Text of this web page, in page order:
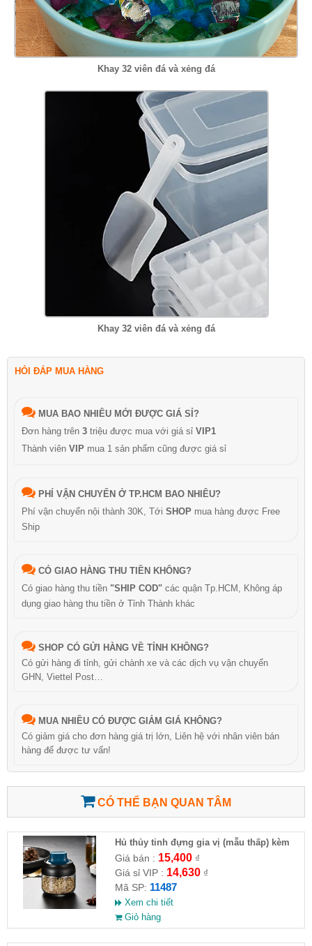
Khay 32 viên đá và xẻng đá
Khay 32 viên đá và xẻng đá
HỎI ĐÁP MUA HÀNG
MUA BAO NHIÊU MỚI ĐƯỢC GIÁ SỈ?
Đơn hàng trên 3 triệu được mua với giá sỉ VIP1
Thành viên VIP mua 1 sản phẩm cũng được giá sỉ
PHÍ VẬN CHUYỂN Ở TP.HCM BAO NHIÊU?
Phí vận chuyển nội thành 30K, Tới SHOP mua hàng được Free
Ship
CÓ GIAO HÀNG THU TIỀN KHÔNG?
Có giao hàng thu tiền "SHIP COD" các quận Tp.HCM, Không áp
dụng giao hàng thu tiền ở Tỉnh Thành khác
SHOP CÓ GỬI HÀNG VỀ TỈNH KHÔNG?
Có gửi hàng đi tỉnh, gửi chành xe và các dịch vụ vận chuyển
GHN, Viettel Post…
MUA NHIỀU CÓ ĐƯỢC GIẢM GIÁ KHÔNG?
Có giảm giá cho đơn hàng giá trị lớn, Liên hệ với nhân viên bán
hàng để được tư vấn!
CÓ THỂ BẠN QUAN TÂM
Hủ thủy tinh đựng gia vị (mẫu thấp) kèm
cây khuấy mật ong
Giá bán : 15,400₫
Giá sỉ VIP : 14,630₫
Mã SP: 11487
Xem chi tiết
Giỏ hàng